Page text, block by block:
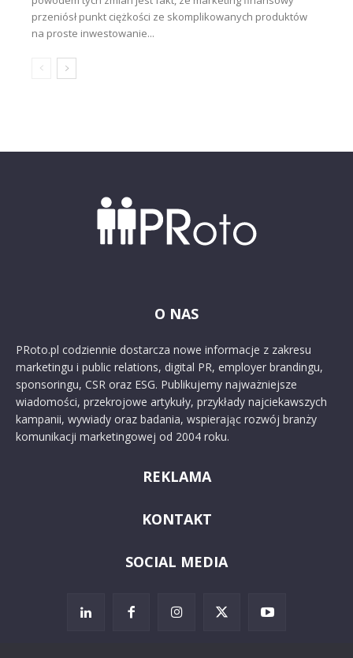
przeniósł punkt ciężkości ze skomplikowanych produktów
na proste inwestowanie...
O NAS
PRoto.pl codziennie dostarcza nowe informacje z zakresu
marketingu i public relations, digital PR, employer brandingu,
sponsoringu, CSR oraz ESG. Publikujemy najważniejsze
wiadomości, przekrojowe artykuły, przykłady najciekawszych
kampanii, wywiady oraz badania, wspierając rozwój branży
komunikacji marketingowej od 2004 roku.
REKLAMA
KONTAKT
SOCIAL MEDIA